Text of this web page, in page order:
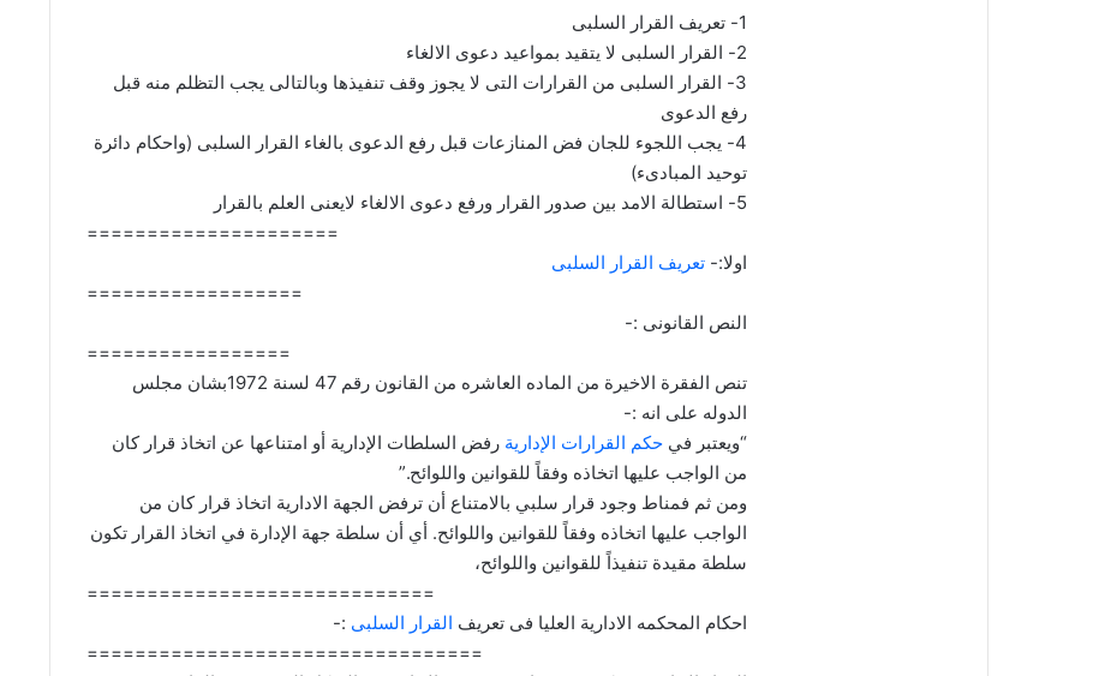
1- تعريف القرار السلبى
2- القرار السلبى لا يتقيد بمواعيد دعوى الالغاء
3- القرار السلبى من القرارات التى لا يجوز وقف تنفيذها وبالتالى يجب التظلم منه قبل
رفع الدعوى
4- يجب اللجوء للجان فض المنازعات قبل رفع الدعوى بالغاء القرار السلبى (واحكام دائرة
توحيد المبادىء)
5- استطالة الامد بين صدور القرار ورفع دعوى الالغاء لايعنى العلم بالقرار
=====================
اولا:- تعريف القرار السلبى
==================
النص القانونى :-
=================
تنص الفقرة الاخيرة من الماده العاشره من القانون رقم 47 لسنة 1972بشان مجلس
الدوله على انه :-
“ويعتبر في حكم القرارات الإدارية رفض السلطات الإدارية أو امتناعها عن اتخاذ قرار كان
من الواجب عليها اتخاذه وفقاً للقوانين واللوائح.”
ومن ثم فمناط وجود قرار سلبي بالامتناع أن ترفض الجهة الادارية اتخاذ قرار كان من
الواجب عليها اتخاذه وفقاً للقوانين واللوائح. أي أن سلطة جهة الإدارة في اتخاذ القرار تكون
سلطة مقيدة تنفيذاً للقوانين واللوائح،
=============================
احكام المحكمه الادارية العليا فى تعريف القرار السلبى :-
=================================